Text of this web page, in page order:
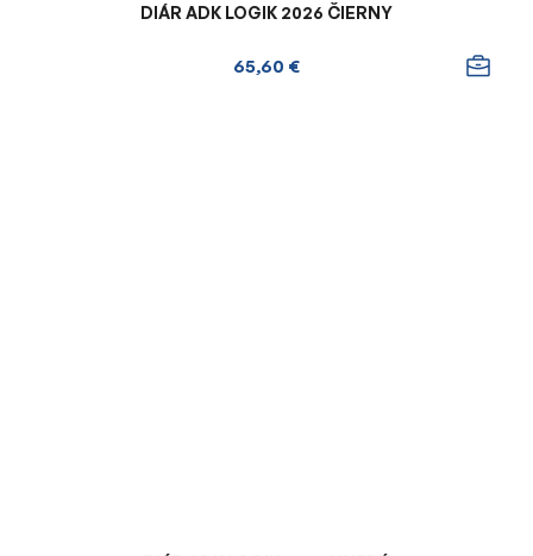
DIÁR ADK LOGIK 2026 ČIERNY
65,60 €